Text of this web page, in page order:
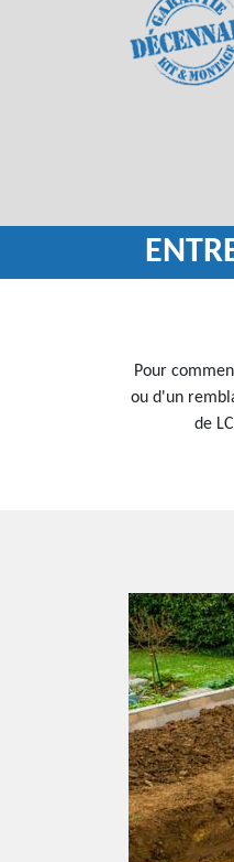
Pour
ou d'un
de